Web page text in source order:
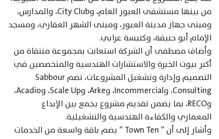
من بينها مستشفى العبور العام، وCity Club، والمدارس،
ومبنى جهاز مدينة العبور، ومبنى الشهر العقاري، ومسجد
الإمام أبو حنيفة، وكنيسة عرابي.
وأضاف مصطفى أن الشركة استعانت بمجموعة منتقاة من
أكبر بيوت الخبرة والاستشارات الهندسية والمتخصصين في
التصميم وإدارة وتشغيل المشروعات، تضم Sabbour
Consulting، وIncommercial، وArke، وScale Up، وAcadio،
وRECO، بما يضمن تقديم مشروع يجمع بين الإبداع
المعماري والكفاءة الهندسية والتشغيلية.
وأشار إلى أن ” Town Ten ” يضم باقة واسعة من الخدمات